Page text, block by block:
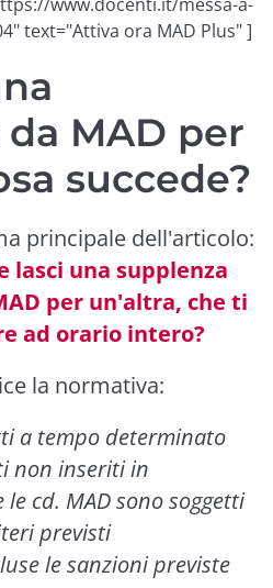
text="Attiva ora MAD Plus" ]
MAD per
succede?
principale dell'articolo:
lasci una supplenza
per un'altra, che ti
ad orario intero?
la normativa:
a tempo determinato
non inseriti in
cd. MAD sono soggetti
previsti
le sanzioni previste